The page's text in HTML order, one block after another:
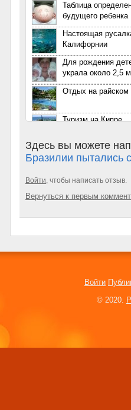
Таблица
будущего ребенка
Настоящая
Калифорнии
Для рождения
украла около 2,5
Отдых на райском
Туризм на Кипре
Голландии
Альпийские луга
Официальные
по 2, 3, 4, 5 звезд
Калифорнии
Здесь вы можете
Бразилии пытались
Войти, чтобы написать отзыв.
Вернуться к первым
Войти
© 2020.